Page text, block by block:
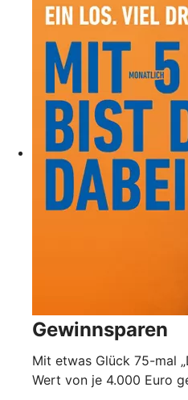
Gewinnsparen
Mit etwas Glück 75-mal
Wert von je 4.000 Euro